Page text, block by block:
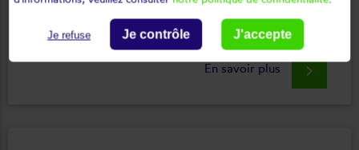
store.
En savoir plus keyboard_arrow_right
Je refuse Je contrôle J'accepte